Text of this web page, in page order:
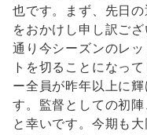
也です。まず、先日
をおかけし申し訳ご
通り今シーズンのレ
トを切ることになっ
ー全員が昨年以上に
す。監督としての初
と幸いです。今期も